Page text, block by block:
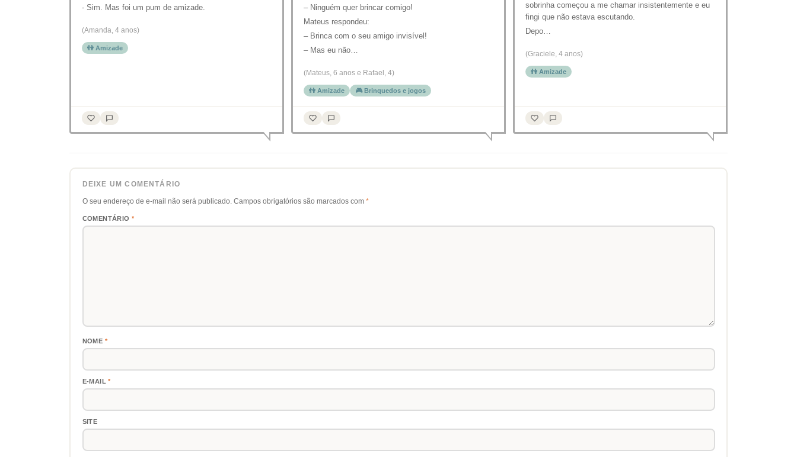
- Sim. Mas foi um pum de amizade.
(Amanda, 4 anos)
👫 Amizade
– Ninguém quer brincar comigo!
Mateus respondeu:
– Brinca com o seu amigo invisível!
– Mas eu não…
(Mateus, 6 anos e Rafael, 4)
👫 Amizade 🎮 Brinquedos e jogos
sobrinha começou a me chamar insistentemente e eu
fingi que não estava escutando.
Depo…
(Graciele, 4 anos)
👫 Amizade
DEIXE UM COMENTÁRIO
O seu endereço de e-mail não será publicado. Campos obrigatórios são marcados com *
COMENTÁRIO *
NOME *
E-MAIL*
SITE